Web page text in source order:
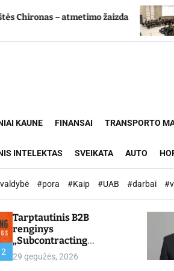
Kauno miesto
itin gabių mokinių
dalyvių mokslo metų
KAUNE FINANSAI TRANSPORTO
INTELEKTAS SVEIKATA AUTO
#pora #Kaip #UAB #darbai
2
Tarptautinis B2B
renginys
„Subcontracting
Meetings 2026“ –
chamber.lt
29 gegužės, 2026